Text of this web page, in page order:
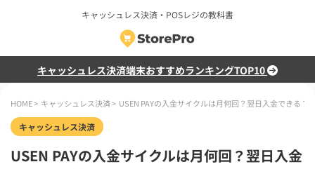
キャッシュレス決済・POSレジの教科書
キャッシュレス決済端末おすすめランキングTOP10
HOME> キャッシュレス決済> USEN PAYの入金サイクルは月何回？翌日入金できる？
キャッシュレス決済
USEN PAYの入金サイクルは月何回？翌日入金